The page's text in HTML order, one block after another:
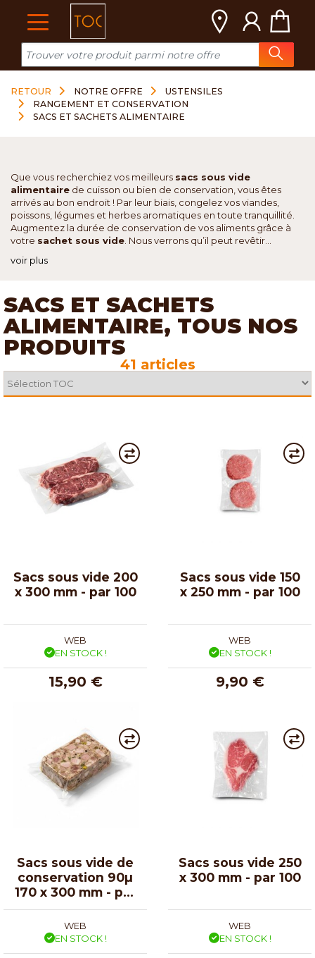
RETOUR NOTRE OFFRE
USTENSILES
RANGEMENT ET CONSERVATION
SACS ET SACHETS ALIMENTAIRE
Que vous recherchiez vos meilleurs sacs sous vide
alimentaire de cuisson ou bien de conservation, vous êtes
arrivés au bon endroit ! Par leur biais, congelez vos viandes,
poissons, légumes et herbes aromatiques en toute tranquillité.
Augmentez la durée de conservation de vos aliments grâce à
votre sachet sous vide . Nous verrons qu’il peut revêtir...
voir plus
SACS ET SACHETS
ALIMENTAIRE, TOUS NOS
PRODUITS
41 articles
Sacs sous vide 200
x 300 mm - par 100
WEB
EN STOCK !
15,90 €
Sacs sous vide 150
x 250 mm - par 100
WEB
EN STOCK !
9,90 €
Sacs sous vide de
conservation 90µ
170 x 300 mm - par
100
WEB
EN STOCK !
Sacs sous vide 250
x 300 mm - par 100
WEB
EN STOCK !
Cookies management panel